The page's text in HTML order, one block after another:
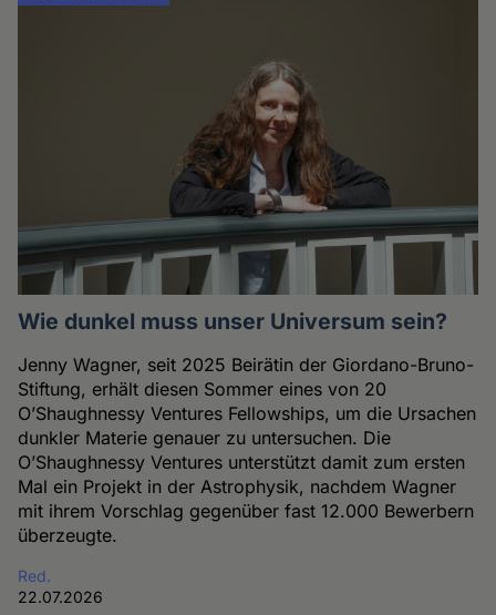
Wie dunkel muss unser Universum sein?
Jenny Wagner, seit 2025 Beirätin der Giordano-Bruno-
Stiftung, erhält diesen Sommer eines von 20
O’Shaughnessy Ventures Fellowships, um die Ursachen
dunkler Materie genauer zu untersuchen. Die
O’Shaughnessy Ventures unterstützt damit zum ersten
Mal ein Projekt in der Astrophysik, nachdem Wagner
mit ihrem Vorschlag gegenüber fast 12.000 Bewerbern
überzeugte.
Red.
22.07.2026